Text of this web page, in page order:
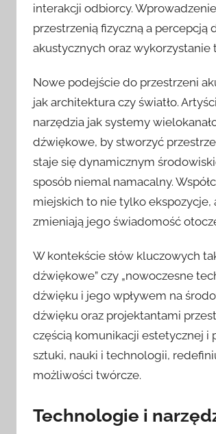
interakcji odbiorcy.
przestrzenią fizyczną a
akustycznych oraz
Nowe podejście do przestrzeni
jak architektura czy światło.
narzędzia jak systemy
dźwiękowe, by stworzyć
staje się dynamicznym
sposób niemal namacalny.
miejskich to nie tylko
zmieniają jego świadomość
W kontekście słów kluczowych
dźwiękowe” czy „nowoczesne
dźwięku i jego wpływem na
dźwięku oraz projektantami
częścią komunikacji estetycznej i
sztuki, nauki i technologii,
możliwości twórcze.
Technologie i